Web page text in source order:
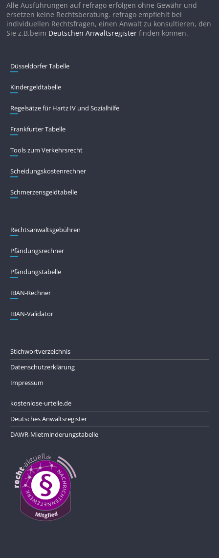
Alle Ausführungen auf refrago erfolgen ohne Gewähr und
ersetzen keine Rechtsberatung. refrago empfiehlt bei
individuellen Rechtsfragen, einen Anwalt zu konsultieren, den
Sie z.B.beim Deutschen Anwaltsregister finden können.
Düsseldorfer Tabelle
Kindergeldtabelle
Regelsätze für Hartz IV und Sozialhilfe
Frankfurter Tabelle
Tools zum Verkehrsrecht
Scheidungskostenrechner
Schmerzensgeldtabelle
Rechtsanwaltsgebühren
Pfändungs­rechner
Pfändungs­tabelle
IBAN-Rechner
IBAN-Validator
Stichwortverzeichnis
Datenschutzerklärung
Impressum
kostenlose-urteile.de
Deutsches Anwaltsregister
DAWR-Mietminderungstabelle